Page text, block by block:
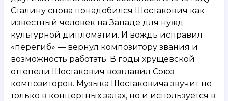
Сталину снова понадобился Шостакович как
известный человек на Западе для нужд
культурной дипломатии. И вождь исправил
«перегиб» — вернул композитору звания и
возможность работать. В годы хрущевской
оттепели Шостакович возглавил Союз
композиторов. Музыка Шостаковича звучит не
только в концертных залах, но и используется в